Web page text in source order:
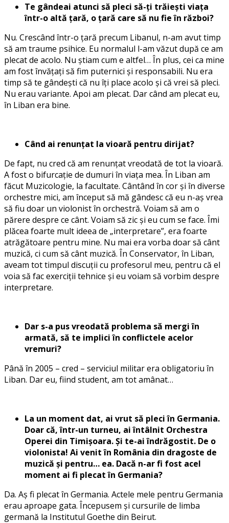
Te gândeai atunci să pleci să-ți trăiești viața
într-o altă țară, o țară care să nu fie în război?
Nu. Crescând într-o țară precum Libanul, n-am avut timp
să am traume psihice. Eu normalul l-am văzut după ce am
plecat de acolo. Nu știam cum e altfel… În plus, cei ca mine
am fost învățați să fim puternici și responsabili. Nu era
timp să te gândești că nu îți place acolo și că vrei să pleci.
Nu erau variante. Apoi am plecat. Dar când am plecat eu,
în Liban era bine.
Când ai renunțat la vioară pentru dirijat?
De fapt, nu cred că am renunțat vreodată de tot la vioară.
A fost o bifurcație de dumuri în viața mea. În Liban am
făcut Muzicologie, la facultate. Cântând în cor și în diverse
orchestre mici, am început să mă gândesc că eu n-aș vrea
să fiu doar un violonist în orchestră. Voiam să am o
părere despre ce cânt. Voiam să zic și eu cum se face. Îmi
plăcea foarte mult ideea de „interpretare”, era foarte
atrăgătoare pentru mine. Nu mai era vorba doar să cânt
muzică, ci cum să cânt muzică. În Conservator, în Liban,
aveam tot timpul discuții cu profesorul meu, pentru că el
voia să fac exerciții tehnice și eu voiam să vorbim despre
interpretare.
Dar s-a pus vreodată problema să mergi în
armată, să te implici în conflictele acelor
vremuri?
Până în 2005 – cred – serviciul militar era obligatoriu în
Liban. Dar eu, fiind student, am tot amânat…
La un moment dat, ai vrut să pleci în Germania.
Doar că, într-un turneu, ai întâlnit Orchestra
Operei din Timișoara. Și te-ai îndrăgostit. De o
violonista! Ai venit în România din dragoste de
muzică și pentru… ea. Dacă n-ar fi fost acel
moment ai fi plecat în Germania?
Da. Aș fi plecat în Germania. Actele mele pentru Germania
erau aproape gata. Începusem și cursurile de limba
germană la Institutul Goethe din Beirut.